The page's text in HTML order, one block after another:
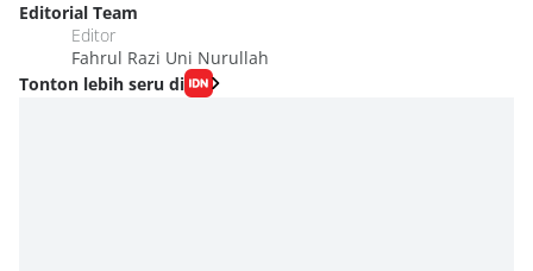
Editorial Team
Editor
Fahrul Razi Uni Nurullah
Tonton lebih seru di